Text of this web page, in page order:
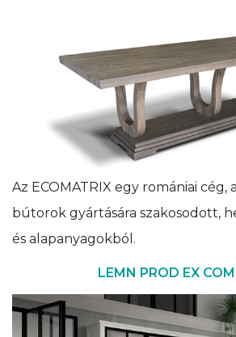
Az ECOMATRIX egy romániai
bútorok gyártására szakosodott,
és alapanyagokból.
LEMN PROD EX